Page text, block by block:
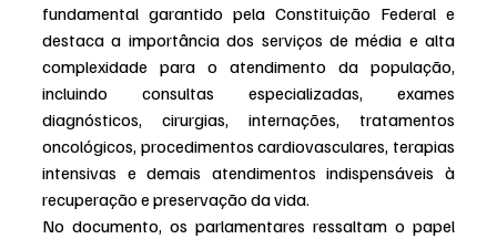
fundamental garantido pela Constituição Federal e
destaca a importância dos serviços de média e alta
complexidade para o atendimento da população,
incluindo consultas especializadas, exames
diagnósticos, cirurgias, internações, tratamentos
oncológicos, procedimentos cardiovasculares, terapias
intensivas e demais atendimentos indispensáveis à
recuperação e preservação da vida.
No documento, os parlamentares ressaltam o papel